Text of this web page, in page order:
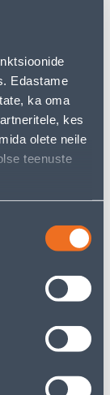
Edastame
ka oma
kes
olete neile
teenuste
to
ega